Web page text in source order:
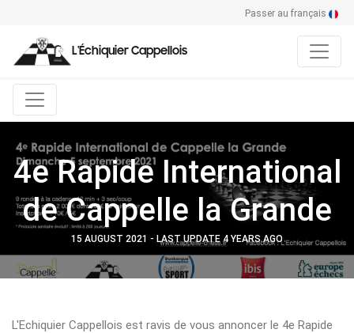
Passer au français
L'Échiquier Cappellois
4e Rapide International
de Cappelle la Grande
15 AUGUST 2021 - LAST UPDATE 4 YEARS AGO
L'Echiquier Cappellois est ravis de vous annoncer le 4e Rapide